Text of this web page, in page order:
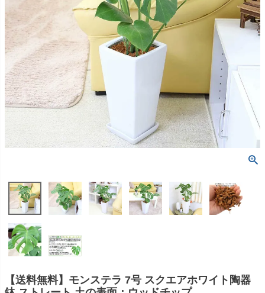
【送料無料】モンステラ 7号 スクエアホワイト陶器